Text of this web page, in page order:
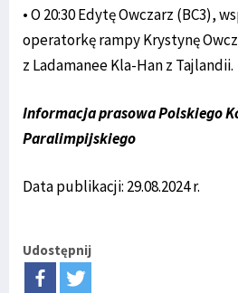
• O 20:30 Edytę Owczarz (BC3),
operatorkę rampy Krystynę
z Ladamanee Kla-Han z Tajlandii.
Informacja prasowa Polskiego
Paralimpijskiego
Data publikacji: 29.08.2024 r.
Udostępnij